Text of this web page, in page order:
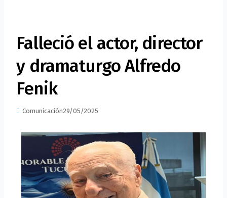
Falleció el actor, director
y dramaturgo Alfredo
Fenik
Comunicación29/05/2025